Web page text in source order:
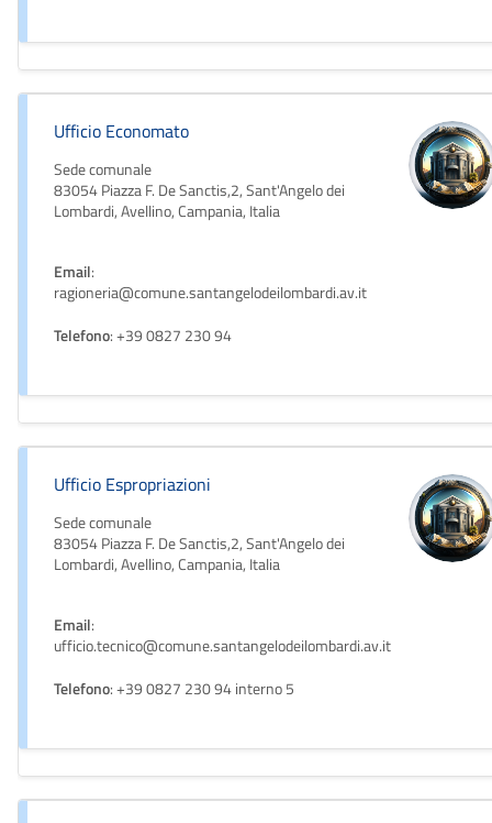
Ufficio Economato
Sede comunale
83054 Piazza F. De Sanctis,2, Sant'Angelo dei
Lombardi, Avellino, Campania, Italia
Email:
ragioneria@comune.santangelodeilombardi.av.it
Telefono: +39 0827 230 94
Ufficio Espropriazioni
Sede comunale
83054 Piazza F. De Sanctis,2, Sant'Angelo dei
Lombardi, Avellino, Campania, Italia
Email:
ufficio.tecnico@comune.santangelodeilombardi.av.it
Telefono: +39 0827 230 94 interno 5